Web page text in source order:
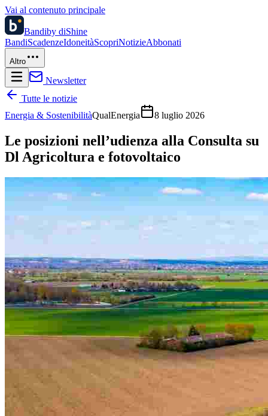
Vai al contenuto principale
Bandiby diShine
BandiScadenzeIdoneitàScopriNotizieAbbonati
Altro
Newsletter
Tutte le notizie
Energia & SostenibilitàQualEnergia 8 luglio 2026
Le posizioni nell’udienza alla Consulta su
Dl Agricoltura e fotovoltaico